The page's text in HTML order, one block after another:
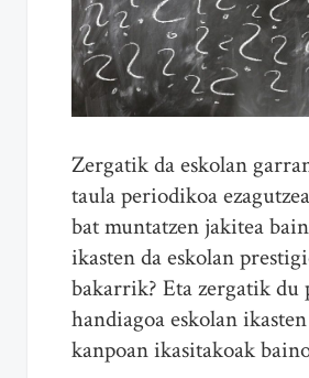
Zergatik da eskolan
taula periodikoa
bat muntatzen jakitea
ikasten da eskolan
bakarrik? Eta zergatik du
handiagoa eskolan
kanpoan ikasitakoak